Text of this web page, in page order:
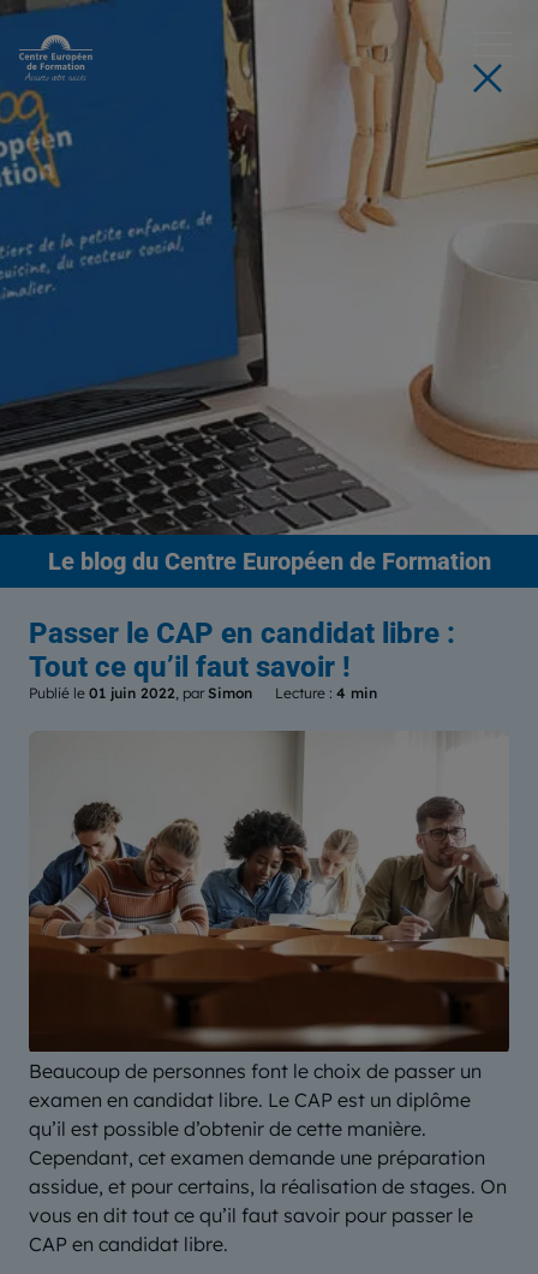
Le blogdu Centre Européen de Formation
Passer le CAP en candidat libre :
Tout ce qu’il faut savoir !
Publié le 01 juin 2022, par Simon Lecture : 4 min
Beaucoup de personnes font le choix de passer un
examen en candidat libre. Le CAP est un diplôme
qu’il est possible d’obtenir de cette manière.
Cependant, cet examen demande une préparation
assidue, et pour certains, la réalisation de stages. On
vous en dit tout ce qu’il faut savoir pour passer le
CAP en candidat libre.